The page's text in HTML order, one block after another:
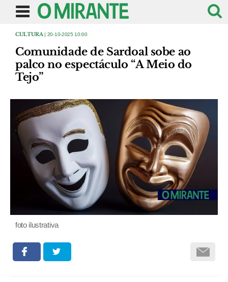
CULTURA | 20-10-2025 10:00
Comunidade de Sardoal sobe ao
palco no espectáculo “A Meio do
Tejo”
foto ilustrativa